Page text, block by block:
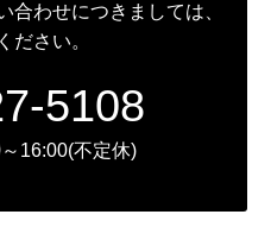
合わせにつきましては、
ださい。
5108
16:00(不定休)